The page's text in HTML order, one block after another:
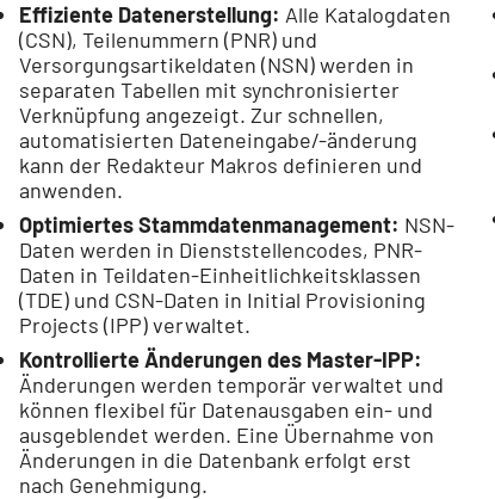
Effiziente Datenerstellung: Alle Katalogdaten
(CSN), Teilenummern (PNR) und
Versorgungsartikeldaten (NSN) werden in
separaten Tabellen mit synchronisierter
Verknüpfung angezeigt. Zur schnellen,
automatisierten Dateneingabe/-änderung
kann der Redakteur Makros definieren und
anwenden.
Optimiertes Stammdatenmanagement: NSN-
Daten werden in Dienststellencodes, PNR-
Daten in Teildaten-Einheitlichkeitsklassen
(TDE) und CSN-Daten in Initial Provisioning
Projects (IPP) verwaltet.
Kontrollierte Änderungen des Master-IPP:
Änderungen werden temporär verwaltet und
können flexibel für Datenausgaben ein- und
ausgeblendet werden. Eine Übernahme von
Änderungen in die Datenbank erfolgt erst
nach Genehmigung.